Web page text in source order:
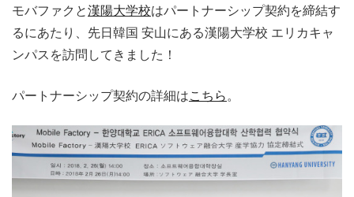
モバファクと漢陽大学校はパートナーシップ契約を締結す
るにあたり、先日韓国 安山にある漢陽大学校 エリカキャ
ンパスを訪問してきました！
パートナーシップ契約の詳細はこちら。